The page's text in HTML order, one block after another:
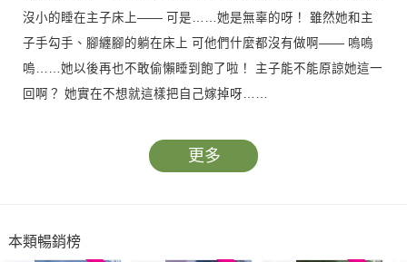
沒小的睡在主子床上—— 可是……她是無辜的呀！ 雖然她和主
子手勾手、腳纏腳的躺在床上 可他們什麼都沒有做啊—— 嗚嗚
嗚……她以後再也不敢偷懶睡到飽了啦！ 主子能不能原諒她這一
回啊？ 她實在不想就這樣把自己嫁掉呀……
更多
本類暢銷榜